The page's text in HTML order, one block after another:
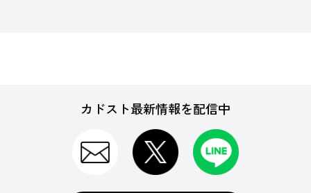
カドスト最新情報を配信中